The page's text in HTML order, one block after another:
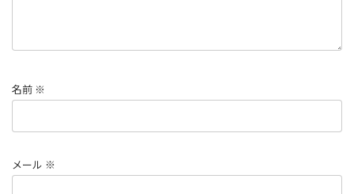
名前 ※
メール ※